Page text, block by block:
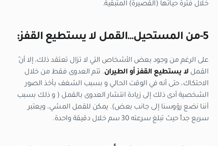
خلال فترة حياتها (القصيرة) المتبقية.
5-من المستحيل…القمل لا يستطيع القفز:
على الرغم من وجود بعض الأشخاص التي لا تزال تعتقد ذلك، إلا أنّ
القمل لا يستطيع القفز أو الطيران. تتم العدوى فقط من خلال
الاحتكاك، حتى أنه في الوقت الحالي و بسبب الشغف بأخذ الصور
الشخصية أدى ذلك إلى زيادة انتشار العدوى بالقمل ( و ذلك بسبب
أننا نضع رؤوسنا إلى جانب بعض). يمكن للقمل المشي، ويعتبر
سريع جداً حيث تبلغ سرعته 30 سم خلال دقيقة واحدة.